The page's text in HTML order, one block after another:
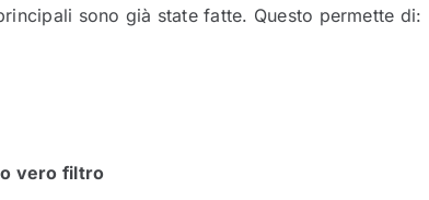
sono già state fatte. Questo permette di:
vero filtro